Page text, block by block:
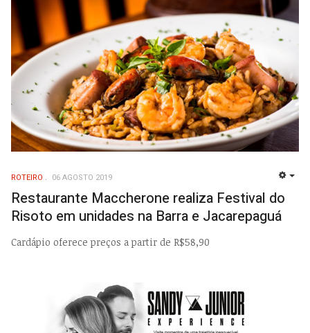
ROTEIRO 06 AGOSTO 2019
Restaurante Maccherone realiza Festival do
Risoto em unidades na Barra e Jacarepaguá
Cardápio oferece preços a partir de R$58,90